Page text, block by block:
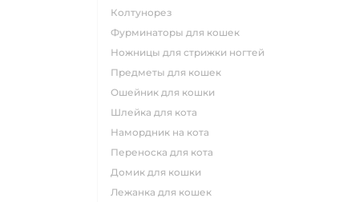
колтунорез
фурминаторы для кошек
ножницы для стрижки ногтей
предметы для кошек
ошейник для кошки
шлейка для кота
намордник на кота
переноска для кота
домик для кошки
лежанка для кошек